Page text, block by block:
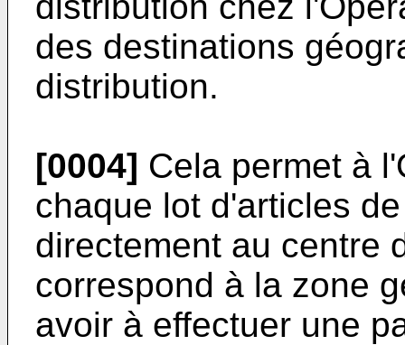
des destinations
distribution.
[0004] Cela permet à
chaque lot d'articles
directement au centre
correspond à la zone
avoir à effectuer une